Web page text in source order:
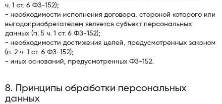
ч. 1 ст. 6 ФЗ-152);
- необходимости исполнения договора, стороной которого или
выгодоприобретателем является субъект персональных
данных (п. 5 ч. 1 ст. 6 ФЗ-152);
- необходимости достижения целей, предусмотренных законом
(п. 2 ч. 1 ст. 6 ФЗ-152);
- иных оснований, предусмотренных ФЗ-152.
8. Принципы обработки персональных
данных